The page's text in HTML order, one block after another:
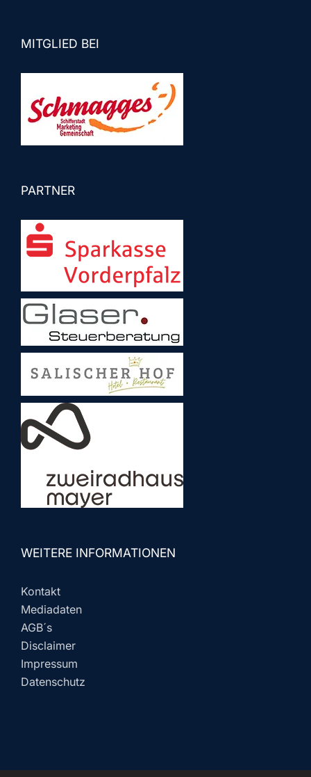
MITGLIED BEI
PARTNER
WEITERE INFORMATIONEN
Kontakt
Mediadaten
AGB´s
Disclaimer
Impressum
Datenschutz